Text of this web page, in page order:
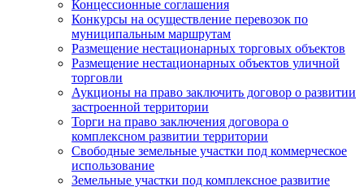
Концессионные соглашения
Конкурсы на осуществление перевозок по
муниципальным маршрутам
Размещение нестационарных торговых объектов
Размещение нестационарных объектов уличной
торговли
Аукционы на право заключить договор о развитии
застроенной территории
Торги на право заключения договора о
комплексном развитии территории
Свободные земельные участки под коммерческое
использование
Земельные участки под комплексное развитие